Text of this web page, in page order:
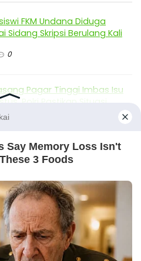
FKM Undana Diduga
Sidang Skripsi Berulang Kali
0
Pagar Tinggi Imbas Isu
Polri Pastikan Situasi
Intelijen serta
Mabes TNI Beri Penjelasan
2
Istri dan Bayi Demi
Sesama Jenis
2 X